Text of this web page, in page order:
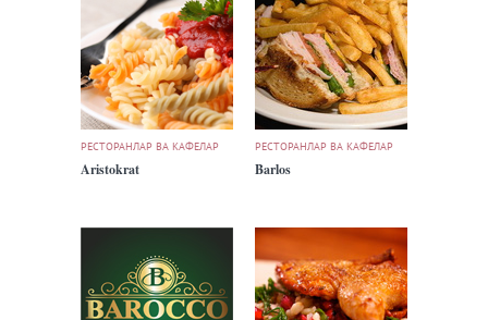
РЕСТОРАНЛАР ВА КАФЕЛАР
Aristokrat
РЕСТОРАНЛАР ВА КАФЕЛАР
Barlos